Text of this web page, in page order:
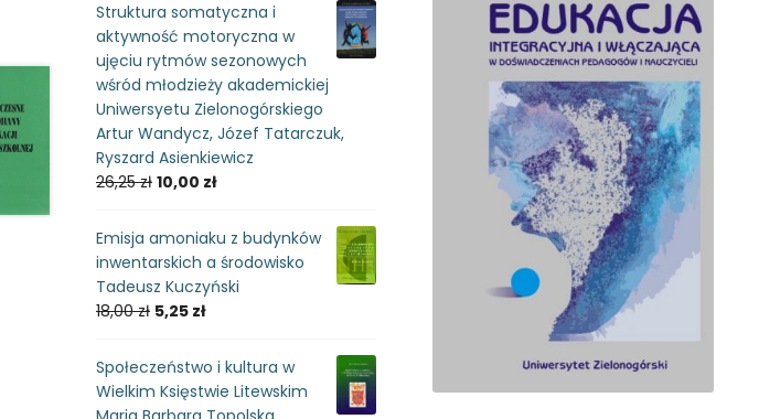
Struktura somatyczna i
aktywność motoryczna w
ujęciu rytmów sezonowych
wśród młodzieży akademickiej
Uniwersyetu Zielonogórskiego
Artur Wandycz, Józef Tatarczuk,
Ryszard Asienkiewicz
26,25zł 10,00 zł
Emisja amoniaku z budynków
inwentarskich a środowisko
Tadeusz Kuczyński
18,00zł 5,25 zł
Społeczeństwo i kultura w
Wielkim Księstwie Litewskim